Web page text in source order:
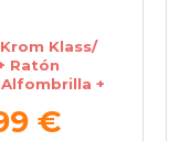
Klass/
Ratón
Alfombrilla +
€